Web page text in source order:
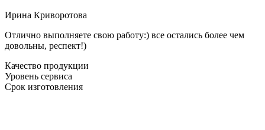
Ирина Криворотова
Отлично выполняете свою работу:) все остались более чем
довольны, респект!)
Качество продукции
Уровень сервиса
Срок изготовления